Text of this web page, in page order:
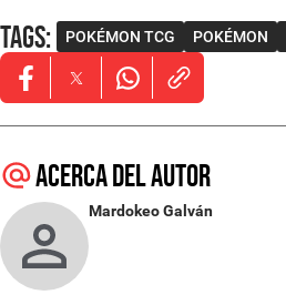
Tags: POKÉMON TCG POKÉMON
Opens in new window
Opens in new window
Opens in new window
Acerca del autor
Mardokeo Galván